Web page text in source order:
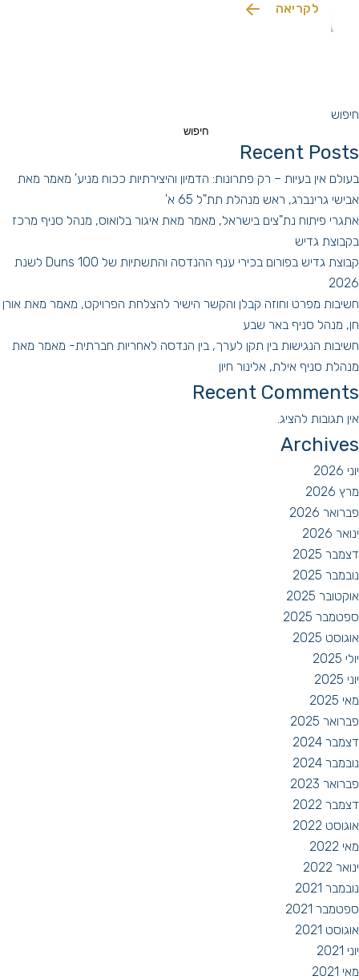
,מתכננים ומנהלי פרויקטים לבנות מציאות נגישה, […]
לקריאה
חיפוש
חיפוש
Recent Posts
בעולם אין בעיות – רק פתרונות: הדמיון והיצירתיות ככוח מניע' מאמר מאת
אבישי גרינברג, ראש מנהלת תת"ל 65 א'
אתגרי פיתוח נת"צים בישראל, מאמר מאת איגור בלואוס, מנהל סניף מרכז
בקבוצת גדיש
קבוצת גדיש בפורום בכירי ענף ההנדסה והתשתיות של Duns 100 לשנת
2026
חשיבות מפרט וחוזה קבלן והקשר הישיר להצלחת הפרויקט, מאמר מאת אורן
חן, מנהל סניף באר שבע
חשיבות הנגישות בין תקן לערך, בין הנדסה לאחריות חברתית- מאמר מאת
מנהלת סניף אילת, אלינור חיון
Recent Comments
אין תגובות להציג.
Archives
יוני 2026
מרץ 2026
פברואר 2026
ינואר 2026
דצמבר 2025
נובמבר 2025
אוקטובר 2025
ספטמבר 2025
אוגוסט 2025
יולי 2025
יוני 2025
מאי 2025
פברואר 2025
דצמבר 2024
נובמבר 2024
פברואר 2023
דצמבר 2022
אוגוסט 2022
מאי 2022
ינואר 2022
נובמבר 2021
ספטמבר 2021
אוגוסט 2021
יוני 2021
מאי 2021